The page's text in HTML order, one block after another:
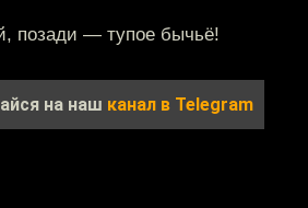
позади — тупое бычьё!
на наш канал в Telegram